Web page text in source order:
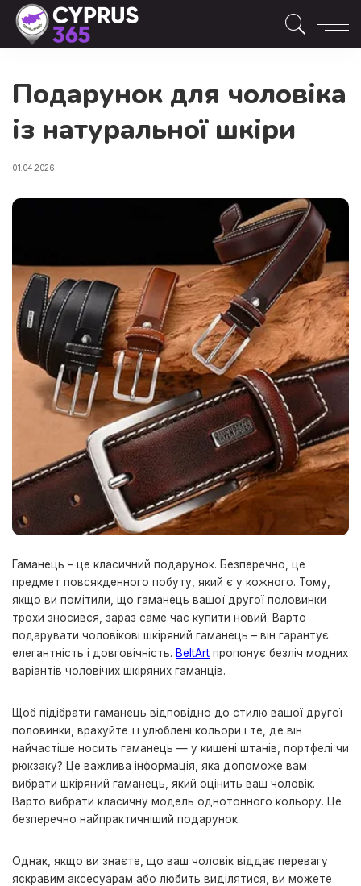
Подарунок для чоловіка
із натуральної шкіри
01.04.2026
Гаманець – це класичний подарунок. Безперечно, це
предмет повсякденного побуту, який є у кожного. Тому,
якщо ви помітили, що гаманець вашої другої половинки
трохи зносився, зараз саме час купити новий. Варто
подарувати чоловікові шкіряний гаманець – він гарантує
елегантність і довговічність. BeltArt пропонує безліч модних
варіантів чоловічих шкіряних гаманців.
Щоб підібрати гаманець відповідно до стилю вашої другої
половинки, врахуйте її улюблені кольори і те, де він
найчастіше носить гаманець — у кишені штанів, портфелі чи
рюкзаку? Це важлива інформація, яка допоможе вам
вибрати шкіряний гаманець, який оцінить ваш чоловік.
Варто вибрати класичну модель однотонного кольору. Це
безперечно найпрактичніший подарунок.
Однак, якщо ви знаєте, що ваш чоловік віддає перевагу
яскравим аксесуарам або любить виділятися, ви можете